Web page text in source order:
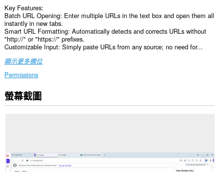
Key Features:
Batch URL Opening: Enter multiple URLs in the text box and open them all
instantly in new tabs.
Smart URL Formatting: Automatically detects and corrects URLs without
"http://" or "https://" prefixes.
Customizable Input: Simply paste URLs from any source; no need for...
顯示更多欄位
Permissions
這
個
取
你
螢幕截圖